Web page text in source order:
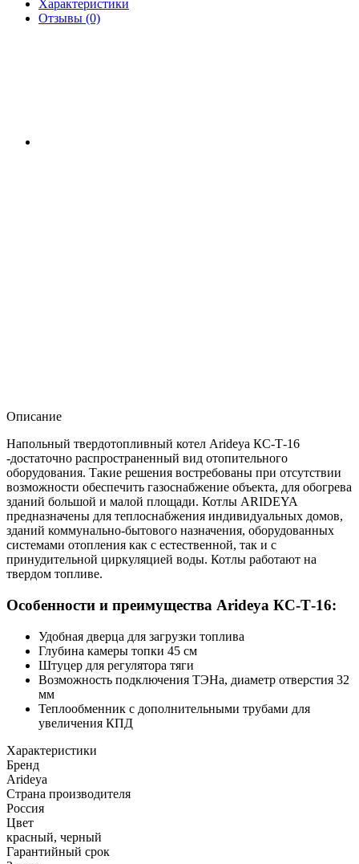
Характеристики
Отзывы (0)
Описание
Напольный твердотопливный котел Arideya КС-Т-16
-достаточно распространенный вид отопительного
оборудования. Такие решения востребованы при отсутствии
возможности обеспечить газоснабжение объекта, для обогрева
зданий большой и малой площади. Котлы ARIDEYA
предназначены для теплоснабжения индивидуальных домов,
зданий коммунально-бытового назначения, оборудованных
системами отопления как с естественной, так и с
принудительной циркуляцией воды. Котлы работают на
твердом топливе.
Особенности и преимущества Arideya КС-Т-16:
Удобная дверца для загрузки топлива
Глубина камеры топки 45 см
Штуцер для регулятора тяги
Возможность подключения ТЭНа, диаметр отверстия 32
мм
Теплообменник с дополнительными трубами для
увеличения КПД
Характеристики
Бренд
Arideya
Страна производителя
Россия
Цвет
красный, черный
Гарантийный срок